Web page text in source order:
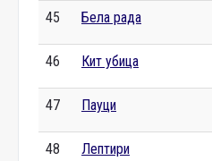
45 Бела рада
46 Кит убица
47 Пауци
48 Лептири